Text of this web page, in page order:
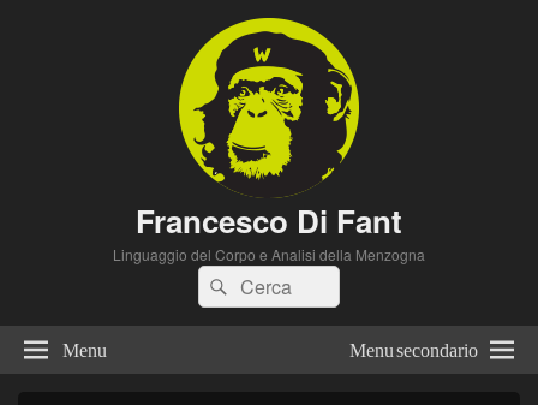
Francesco Di Fant
Linguaggio del Corpo e Analisi della Menzogna
Cerca:Cerca
Menu Menu secondario